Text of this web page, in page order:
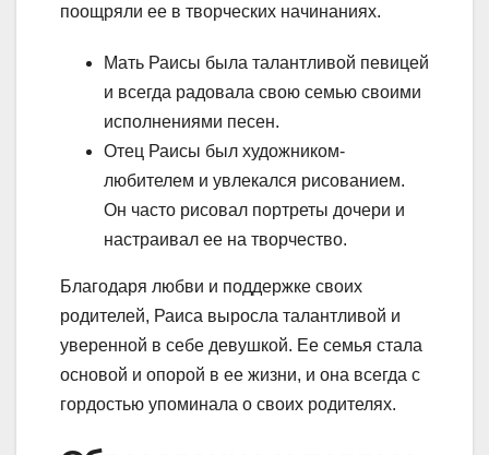
поощряли ее в творческих начинаниях.
Мать Раисы была талантливой певицей
и всегда радовала свою семью своими
исполнениями песен.
Отец Раисы был художником-
любителем и увлекался рисованием.
Он часто рисовал портреты дочери и
настраивал ее на творчество.
Благодаря любви и поддержке своих
родителей, Раиса выросла талантливой и
уверенной в себе девушкой. Ее семья стала
основой и опорой в ее жизни, и она всегда с
гордостью упоминала о своих родителях.